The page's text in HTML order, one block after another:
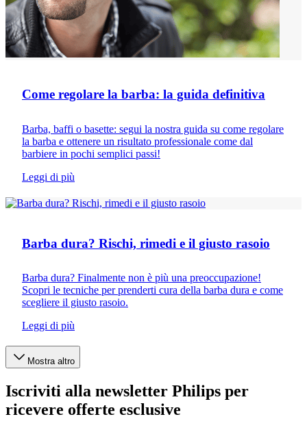
Come regolare la barba: la guida definitiva
Barba, baffi o basette: segui la nostra guida su come regolare
la barba e ottenere un risultato professionale come dal
barbiere in pochi semplici passi!
Leggi di più
Barba dura? Rischi, rimedi e il giusto rasoio
Barba dura? Finalmente non è più una preoccupazione!
Scopri le tecniche per prenderti cura della barba dura e come
scegliere il giusto rasoio.
Leggi di più
Mostra altro
Iscriviti alla newsletter Philips per
ricevere offerte esclusive